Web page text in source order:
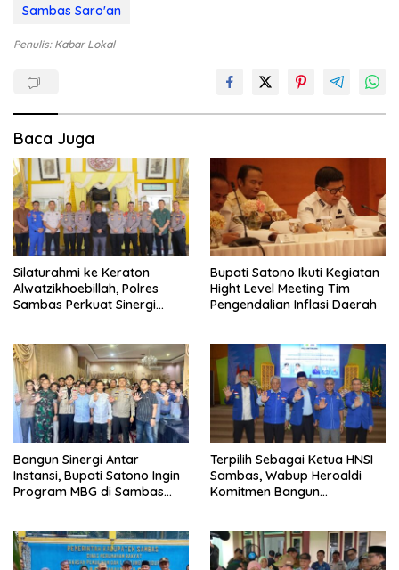
Sambas Saro'an
Penulis: Kabar Lokal
Baca Juga
Silaturahmi ke Keraton
Alwatzikhoebillah, Polres
Sambas Perkuat Sinergi
Bupati Satono Ikuti Kegiatan
Hight Level Meeting Tim
Pengendalian Inflasi Daerah
Bangun Sinergi Antar
Instansi, Bupati Satono Ingin
Program MBG di Sambas
Terpilih Sebagai Ketua HNSI
Sambas, Wabup Heroaldi
Komitmen Bangun